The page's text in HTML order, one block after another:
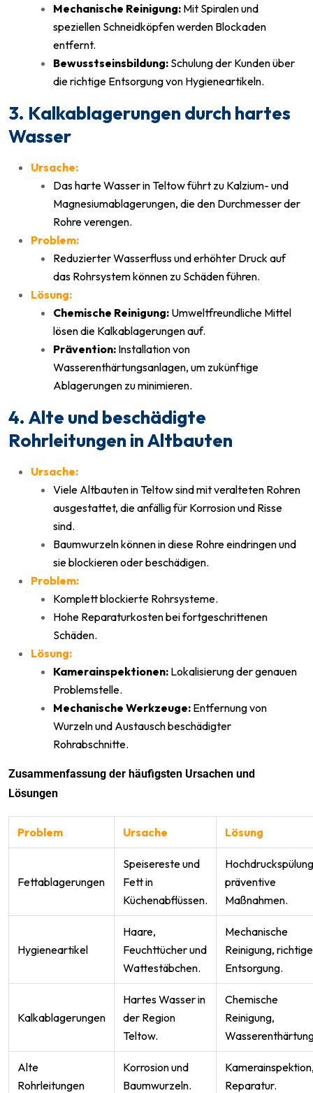
Mechanische Reinigung: Mit Spiralen und
speziellen Schneidköpfen werden Blockaden
entfernt.
Bewusstseinsbildung: Schulung der Kunden über
die richtige Entsorgung von Hygieneartikeln.
3. Kalkablagerungen durch hartes
Wasser
Ursache:
Das harte Wasser in Teltow führt zu Kalzium- und
Magnesiumablagerungen, die den Durchmesser der
Rohre verengen.
Problem:
Reduzierter Wasserfluss und erhöhter Druck auf
das Rohrsystem können zu Schäden führen.
Lösung:
Chemische Reinigung: Umweltfreundliche Mittel
lösen die Kalkablagerungen auf.
Prävention: Installation von
Wasserenthärtungsanlagen, um zukünftige
Ablagerungen zu minimieren.
4. Alte und beschädigte
Rohrleitungen in Altbauten
Ursache:
Viele Altbauten in Teltow sind mit veralteten Rohren
ausgestattet, die anfällig für Korrosion und Risse
sind.
Baumwurzeln können in diese Rohre eindringen und
sie blockieren oder beschädigen.
Problem:
Komplett blockierte Rohrsysteme.
Hohe Reparaturkosten bei fortgeschrittenen
Schäden.
Lösung:
Kamerainspektionen: Lokalisierung der genauen
Problemstelle.
Mechanische Werkzeuge: Entfernung von
Wurzeln und Austausch beschädigter
Rohrabschnitte.
Zusammenfassung der häufigsten Ursachen und
Lösungen
Problem Ursache Lösung
Fettablagerungen
Speisereste und
Fett in
Küchenabflüssen.
präventive
Maßnahmen.
Hygieneartikel
Haare,
Feuchttücher und
Wattestäbchen.
Mechanische
Reinigung, richtige
Entsorgung.
Kalkablagerungen
Hartes Wasser in
der Region
Teltow.
Chemische
Reinigung,
Alte
Rohrleitungen
Korrosion und
Baumwurzeln.
Reparatur.